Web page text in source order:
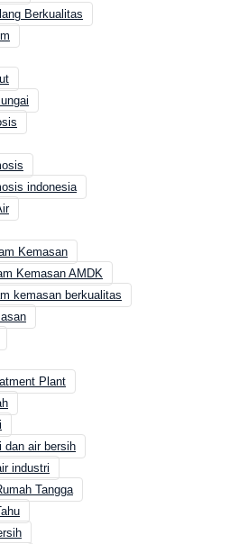
Berkualitas
indonesia
Kemasan
Kemasan AMDK
kemasan berkualitas
Plant
dan air bersih
industri
Tangga